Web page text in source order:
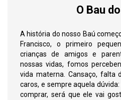
O Bau
A história do nosso Baú
Francisco, o primeiro
crianças de amigos e
nossas vidas, fomos
vida materna. Cansaço, falta
caros, e sempre aquela
comprar, será que ele vai